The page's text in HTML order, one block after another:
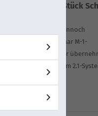
1 Lautsprecher /Stück
kompakt und dennoch
kann ein einziges Paar M-1-
Stereolautsprecher
Subwoofer zu einem 2.1-